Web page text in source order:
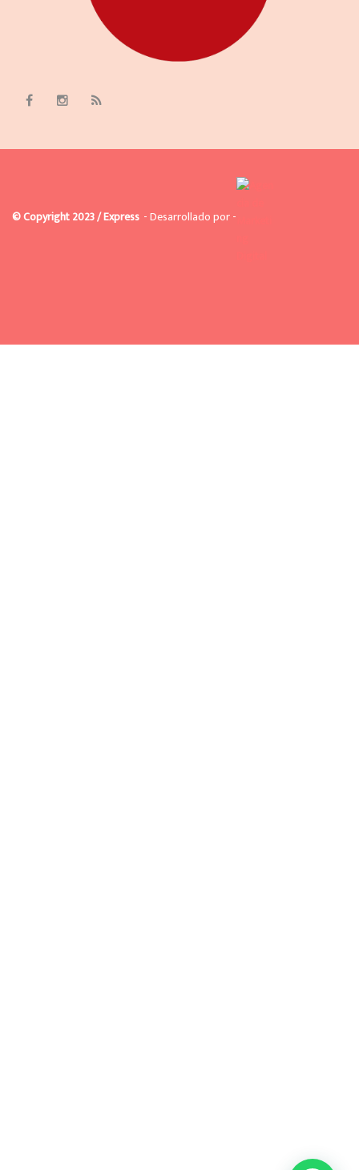
© Copyright 2023 / Express - Desarrollado por -